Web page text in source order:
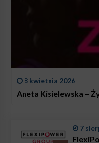
8 kwietnia 2026
Aneta Kisielewska –
7